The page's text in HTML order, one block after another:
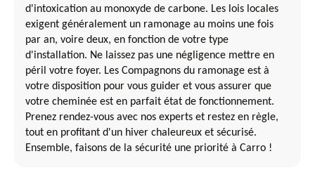
d'intoxication au monoxyde de carbone. Les lois locales
exigent généralement un ramonage au moins une fois
par an, voire deux, en fonction de votre type
d'installation. Ne laissez pas une négligence mettre en
péril votre foyer. Les Compagnons du ramonage est à
votre disposition pour vous guider et vous assurer que
votre cheminée est en parfait état de fonctionnement.
Prenez rendez-vous avec nos experts et restez en règle,
tout en profitant d'un hiver chaleureux et sécurisé.
Ensemble, faisons de la sécurité une priorité à Carro !